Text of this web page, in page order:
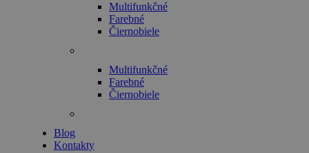
Multifunkčné
Farebné
Čiernobiele
Multifunkčné
Farebné
Čiernobiele
Blog
Kontakty